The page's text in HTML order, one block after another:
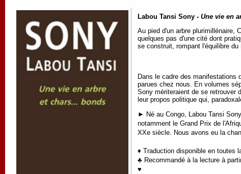
Labou Tansi Sony - Une vie en
Au pied d'un arbre plurimillénaire,
quelques pas d'une cité dont
se construit, rompant l'équilibre
Dans le cadre des manifestations
parues chez nous. En volumes
Sony mériteraient de se retrouver
leur propos politique qui,
► Né au Congo, Labou Tansi
notamment le Grand Prix de
XXe siècle. Nous avons eu la
♦ Traduction disponible en toutes
♣ Recommandé à la lecture à
♥